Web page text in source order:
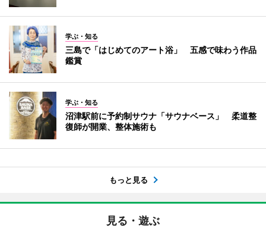
学ぶ・知る
三島で「はじめてのアート浴」 五感で味わう作品
鑑賞
学ぶ・知る
沼津駅前に予約制サウナ「サウナベース」 柔道整
復師が開業、整体施術も
もっと見る
見る・遊ぶ